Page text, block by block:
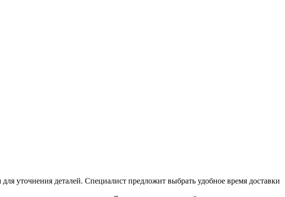
уточнения деталей. Специалист предложит выбрать удобное время доставки